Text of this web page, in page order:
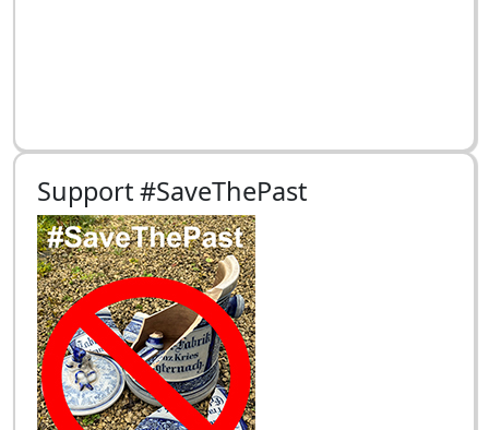
Support #SaveThePast